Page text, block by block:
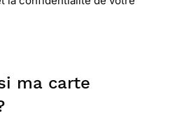
ma carte